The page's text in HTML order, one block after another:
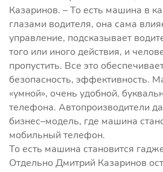
Казаринов. – То есть машина в
глазами водителя, она сама
управление, подсказывает
того или иного действия, и
пропустить. Все это
безопасность, эффективность.
«умной», очень удобной,
телефона. Автопроизводители
бизнес–модель, где машина
мобильный телефон.
То есть машина становится
Отдельно Дмитрий Казаринов